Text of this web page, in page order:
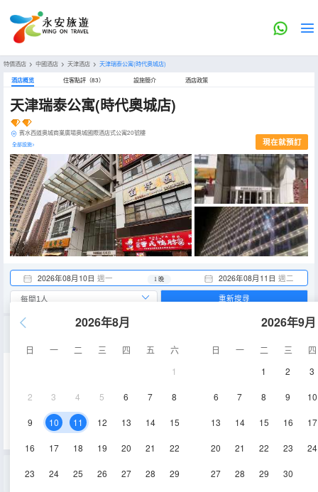
特價酒店 > 中國酒店 > 天津酒店 > 天津瑞泰公寓(時代奧城店)
酒店概览 住客點評（83） 設施簡介 酒店政策
天津瑞泰公寓(時代奧城店)
賓水西道奧城商業廣場奧城國際酒店式公寓20號樓
全部設施> 現在就預訂
2026年08月10日 週一 2026年08月11日 週二
1 晚
2026年8月
日 一 二 三 四 五
六
1
2 3 4 5 6 7 8
9 10 11 12 13 14 15
16 17 18 19 20 21 22
23 24 25 26 27 28 29
2026年9月
日 一 二 三
四
1
2 3
6 7 8 9 10
13 14 15 16 17
20 21 22 23 24
27 28 29 30
重新搜尋
35-40㎡ 淋浴
特價靜雅大床房